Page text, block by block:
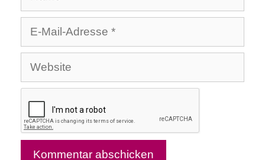
E-
Mail-
Adresse
Website